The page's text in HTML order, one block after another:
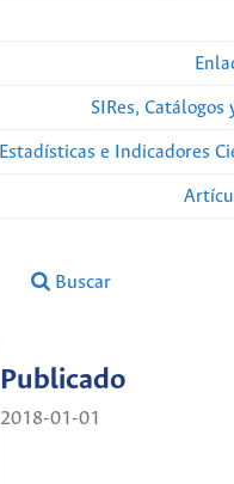
SIRes, Catálogos
Estadísticas e Indicadores
Buscar
Publicado
2018-01-01